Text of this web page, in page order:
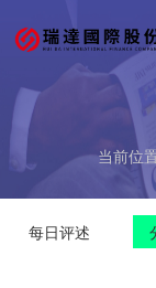
当前位
每日评述